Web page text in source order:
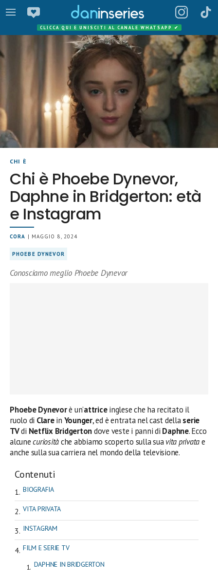
CLICCA QUI E UNISCITI AL CANALE WHATSAPP ✔
CHI È
Chi è Phoebe Dynevor,
Daphne in Bridgerton: età
e Instagram
CORA | MAGGIO 8, 2024
PHOEBE DYNEVOR
Conosciamo meglio Phoebe Dynevor
Phoebe Dynevorè un’attriceinglese che ha recitato il
ruolo di Clarein Younger, ed è entrata nel cast dellaserie
TVdi Netflix Bridgertondove veste i panni di Daphne. Ecco
alcunecuriositàche abbiamo scoperto sulla suavita privatae
anche sulla sua carriera nel mondo della televisione.
Contenuti
BIOGRAFIA
VITA PRIVATA
INSTAGRAM
FILM E SERIE TV
DAPHNE IN BRIDGERTON